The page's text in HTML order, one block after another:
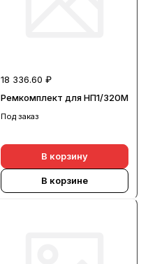
18 336.60 ₽
Ремкомплект для НП1/320М
Под заказ
В корзину
В корзине